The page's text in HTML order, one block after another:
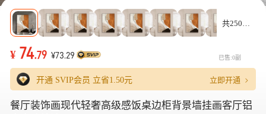
共250款
¥ 74.79 ¥73.29 已售:0副
开通 SVIP会员 立省1.50元 立即开通
餐厅装饰画现代轻奢高级感饭桌边柜背景墙挂画客厅铝